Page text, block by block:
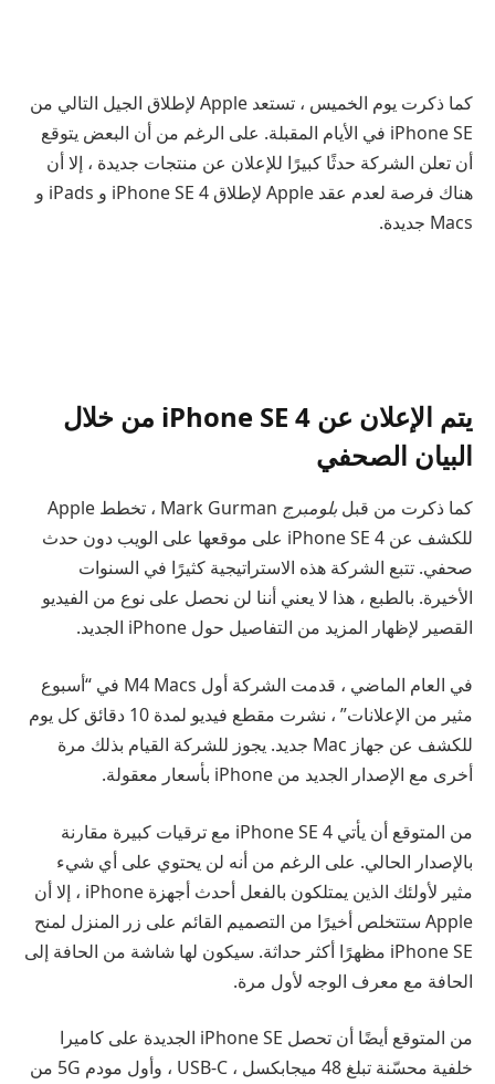
كما ذكرت يوم الخميس ، تستعد Apple لإطلاق الجيل التالي من
iPhone SE في الأيام المقبلة. على الرغم من أن البعض يتوقع
أن تعلن الشركة حدثًا كبيرًا للإعلان عن منتجات جديدة ، إلا أن
هناك فرصة لعدم عقد Apple لإطلاق iPhone SE 4 و iPads و
Macs جديدة.
يتم الإعلان عن iPhone SE 4 من خلال
البيان الصحفي
كما ذكرت من قبل بلومبرج
Mark Gurman ، تخطط Apple
للكشف عن iPhone SE 4 على موقعها على الويب دون حدث
صحفي. تتبع الشركة هذه الاستراتيجية كثيرًا في السنوات
الأخيرة. بالطبع ، هذا لا يعني أننا لن نحصل على نوع من الفيديو
القصير لإظهار المزيد من التفاصيل حول iPhone الجديد.
في العام الماضي ، قدمت الشركة أول M4 Macs في “أسبوع
مثير من الإعلانات” ، نشرت مقطع فيديو لمدة 10 دقائق كل يوم
للكشف عن جهاز Mac جديد. يجوز للشركة القيام بذلك مرة
أخرى مع الإصدار الجديد من iPhone بأسعار معقولة.
من المتوقع أن يأتي iPhone SE 4 مع ترقيات كبيرة مقارنة
بالإصدار الحالي. على الرغم من أنه لن يحتوي على أي شيء
مثير لأولئك الذين يمتلكون بالفعل أحدث أجهزة iPhone ، إلا أن
Apple ستتخلص أخيرًا من التصميم القائم على زر المنزل لمنح
iPhone SE مظهرًا أكثر حداثة. سيكون لها شاشة من الحافة إلى
الحافة مع معرف الوجه لأول مرة.
من المتوقع أيضًا أن تحصل iPhone SE الجديدة على كاميرا
خلفية محسّنة تبلغ 48 ميجابكسل ، USB-C ، وأول مودم 5G من